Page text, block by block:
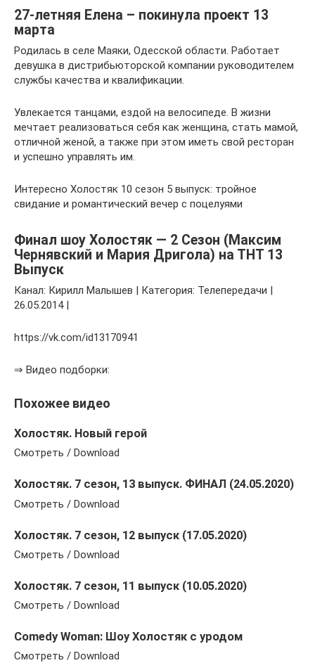
27-летняя Елена – покинула проект 13
марта
Родилась в селе Маяки, Одесской области. Работает
девушка в дистрибьюторской компании руководителем
службы качества и квалификации.
Увлекается танцами, ездой на велосипеде. В жизни
мечтает реализоваться себя как женщина, стать мамой,
отличной женой, а также при этом иметь свой ресторан
и успешно управлять им.
Интересно Холостяк 10 сезон 5 выпуск: тройное
свидание и романтический вечер с поцелуями
Финал шоу Холостяк — 2 Сезон (Максим
Чернявский и Мария Дригола) на ТНТ 13
Выпуск
Канал: Кирилл Малышев | Категория: Телепередачи |
26.05.2014 |
https://vk.com/id13170941
⇒ Видео подборки:
Похожее видео
Холостяк. Новый герой
Смотреть / Download
Холостяк. 7 сезон, 13 выпуск. ФИНАЛ (24.05.2020)
Смотреть / Download
Холостяк. 7 сезон, 12 выпуск (17.05.2020)
Смотреть / Download
Холостяк. 7 сезон, 11 выпуск (10.05.2020)
Смотреть / Download
Comedy Woman: Шоу Холостяк с уродом
Смотреть / Download